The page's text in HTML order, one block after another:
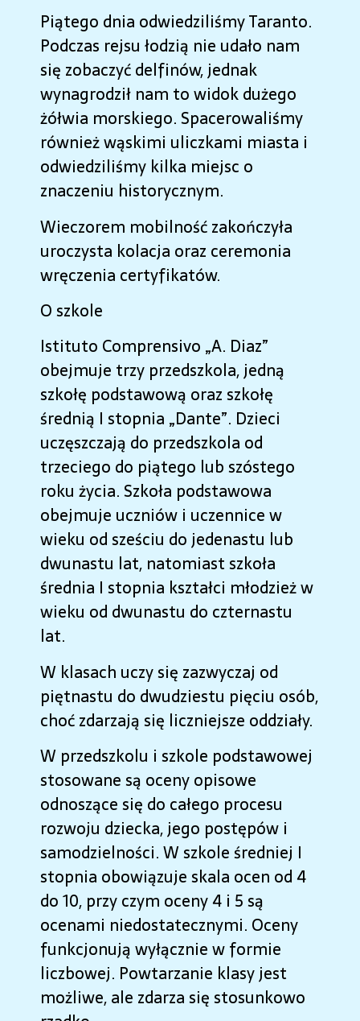
Piątego dnia odwiedziliśmy Taranto.
Podczas rejsu łodzią nie udało nam
się zobaczyć delfinów, jednak
wynagrodził nam to widok dużego
żółwia morskiego. Spacerowaliśmy
również wąskimi uliczkami miasta i
odwiedziliśmy kilka miejsc o
znaczeniu historycznym.
Wieczorem mobilność zakończyła
uroczysta kolacja oraz ceremonia
wręczenia certyfikatów.
O szkole
Istituto Comprensivo „A. Diaz”
obejmuje trzy przedszkola, jedną
szkołę podstawową oraz szkołę
średnią I stopnia „Dante”. Dzieci
uczęszczają do przedszkola od
trzeciego do piątego lub szóstego
roku życia. Szkoła podstawowa
obejmuje uczniów i uczennice w
wieku od sześciu do jedenastu lub
dwunastu lat, natomiast szkoła
średnia I stopnia kształci młodzież w
wieku od dwunastu do czternastu
lat.
W klasach uczy się zazwyczaj od
piętnastu do dwudziestu pięciu osób,
choć zdarzają się liczniejsze oddziały.
W przedszkolu i szkole podstawowej
stosowane są oceny opisowe
odnoszące się do całego procesu
rozwoju dziecka, jego postępów i
samodzielności. W szkole średniej I
stopnia obowiązuje skala ocen od 4
do 10, przy czym oceny 4 i 5 są
ocenami niedostatecznymi. Oceny
funkcjonują wyłącznie w formie
liczbowej. Powtarzanie klasy jest
możliwe, ale zdarza się stosunkowo